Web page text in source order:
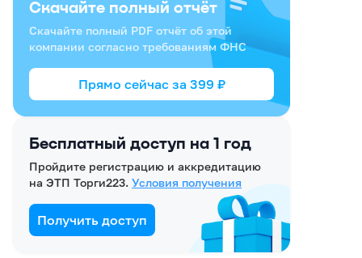
Бесплатный доступ на 1 год
Пройдите регистрацию и аккредитацию
на ЭТП Торги223. Условия получения
Получить доступ
Скачайте полный отчёт
Скачайте полный PDF отчёт об этой
компании согласно требованиям ФНС
Прямо сейчас за 399 ₽